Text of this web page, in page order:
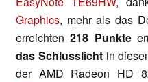
Graphics, mehr als das
erreichten218 Punkte
das Schlusslicht in
der AMD Radeon HD